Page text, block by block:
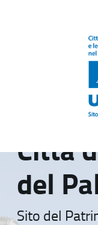
Città
del
Sito del